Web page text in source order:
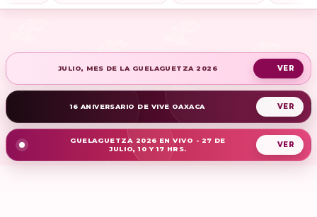
JULIO, MES DE LA GUELAGUETZA 2026
16 ANIVERSARIO DE VIVE OAXACA
GUELAGUETZA 2026 EN VIVO - 27 DE
JULIO, 10 Y 17 HRS.